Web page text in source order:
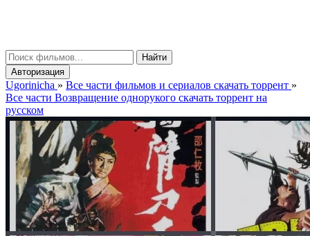
Найти
Авторизация
Ugorinicha » Все части фильмов и сериалов скачать торрент »
Все части Возвращение однорукого скачать торрент на
русском